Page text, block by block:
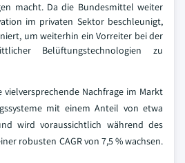
macht. Da die Bundesmittel weiter
im privaten Sektor beschleunigt,
um weiterhin ein Vorreiter bei der
Belüftungstechnologien zu
vielversprechende Nachfrage im Markt
mit einem Anteil von etwa
wird voraussichtlich während des
robusten CAGR von 7,5 % wachsen.